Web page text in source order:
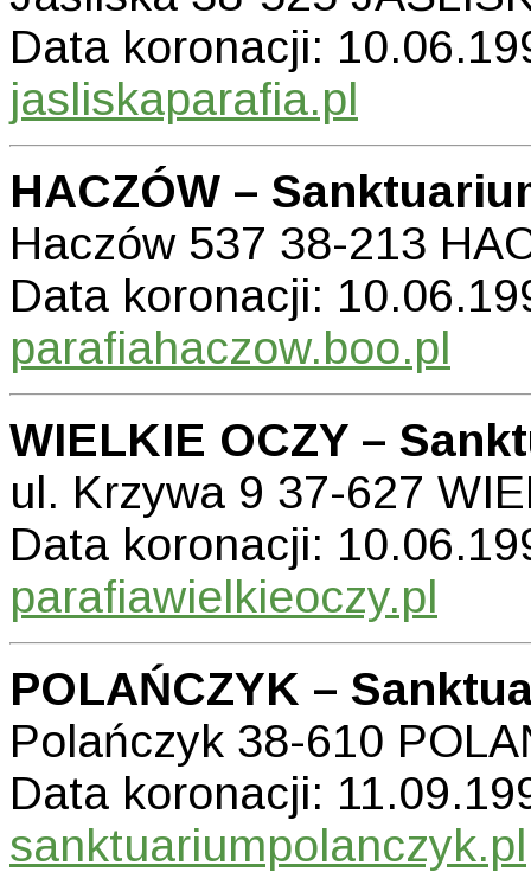
Data koronacji:
jasliskaparafia.pl
HACZÓW –
Haczów 537 38-213
Data koronacji:
parafiahaczow.boo.pl
WIELKIE OCZY –
ul. Krzywa 9 37-627
Data koronacji:
parafiawielkieoczy.pl
POLAŃCZYK –
Polańczyk 38-610
Data koronacji:
sanktuariumpolanczyk.pl